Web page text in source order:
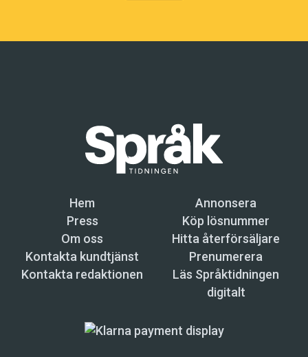
Hem
Annonsera
Press
Köp lösnummer
Om oss
Hitta återförsäljare
Kontakta kundtjänst
Prenumerera
Kontakta redaktionen
Läs Språktidningen
digitalt